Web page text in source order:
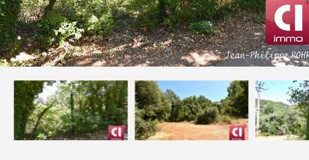
L'agence
Nos collaborateurs
Devenez mandataires
Mentions légales
Politique de confidentialités